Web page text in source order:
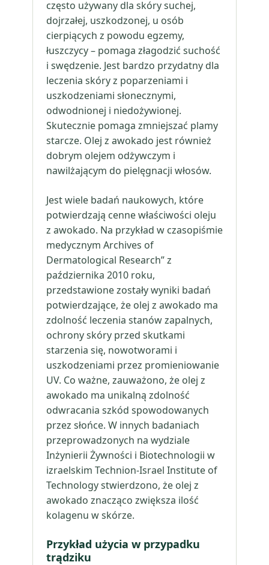
często używany dla skóry suchej,
dojrzałej, uszkodzonej, u osób
cierpiących z powodu egzemy,
łuszczycy – pomaga złagodzić suchość
i swędzenie. Jest bardzo przydatny dla
leczenia skóry z poparzeniami i
uszkodzeniami słonecznymi,
odwodnionej i niedożywionej.
Skutecznie pomaga zmniejszać plamy
starcze. Olej z awokado jest również
dobrym olejem odżywczym i
nawilżającym do pielęgnacji włosów.
Jest wiele badań naukowych, które
potwierdzają cenne właściwości oleju
z awokado. Na przykład w czasopiśmie
medycznym Archives of
Dermatological Research” z
października 2010 roku,
przedstawione zostały wyniki badań
potwierdzające, że olej z awokado ma
zdolność leczenia stanów zapalnych,
ochrony skóry przed skutkami
starzenia się, nowotworami i
uszkodzeniami przez promieniowanie
UV. Co ważne, zauważono, że olej z
awokado ma unikalną zdolność
odwracania szkód spowodowanych
przez słońce. W innych badaniach
przeprowadzonych na wydziale
Inżynierii Żywności i Biotechnologii w
izraelskim Technion-Israel Institute of
Technology stwierdzono, że olej z
awokado znacząco zwiększa ilość
kolagenu w skórze.
Przykład użycia w przypadku
trądziku